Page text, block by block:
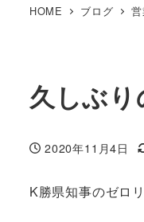
HOME ブログ
久しぶ
投稿日
2020年11月4日
K勝県知事のゼ